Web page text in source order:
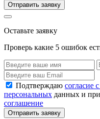
Отправить заявку
Оставьте заявку
Проверь какие 5 ошибок
Подтверждаю согласие
персональных данных и
соглашение
Отправить заявку